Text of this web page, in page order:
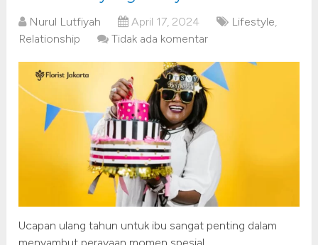
Nurul Lutfiyah April 17, 2024 Lifestyle,
Relationship
Tidak ada komentar
Ucapan ulang tahun untuk ibu sangat penting dalam